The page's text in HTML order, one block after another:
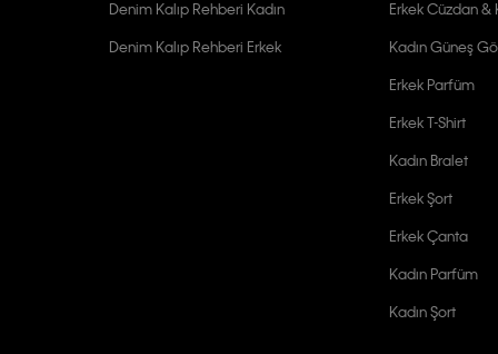
Denim Kalıp Rehberi Kadın
Denim Kalıp Rehberi Erkek
Erkek Cüzdan &
Kadın Güneş
Erkek Parfüm
Erkek T-Shirt
Kadın Bralet
Erkek Şort
Erkek Çanta
Kadın Parfüm
Kadın Şort